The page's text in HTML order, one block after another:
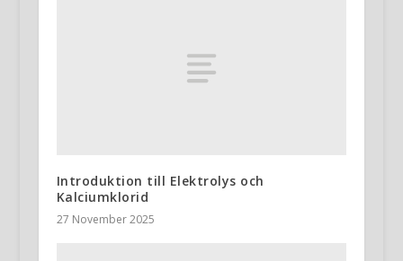
Introduktion till Elektrolys och
Kalciumklorid
27 November 2025